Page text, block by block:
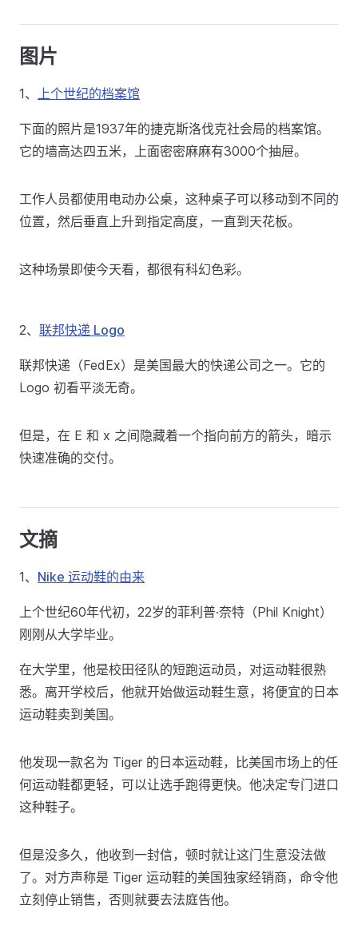
图片
1、 上个世纪的档案馆
下面的照片是1937年的捷克斯洛伐克社会局的档案馆。
它的墙高达四五米，上面密密麻麻有3000个抽屉。
工作人员都使用电动办公桌，这种桌子可以移动到不同的
位置，然后垂直上升到指定高度，一直到天花板。
这种场景即使今天看，都很有科幻色彩。
2、 联邦快递 Logo
联邦快递（FedEx）是美国最大的快递公司之一。它的
Logo 初看平淡无奇。
但是，在 E 和 x 之间隐藏着一个指向前方的箭头，暗示
快速准确的交付。
文摘
1、 Nike 运动鞋的由来
上个世纪60年代初，22岁的菲利普·奈特（Phil Knight）
刚刚从大学毕业。
在大学里，他是校田径队的短跑运动员，对运动鞋很熟
悉。离开学校后，他就开始做运动鞋生意，将便宜的日本
运动鞋卖到美国。
他发现一款​​名为 Tiger 的日本运动鞋，比美国市场上的任
何运动鞋都更轻，可以让选手跑得更快。他决定专门进口
这种鞋子。
但是没多久，他收到一封信，顿时就让这门生意没法做
了。对方声称是 Tiger 运动鞋的美国独家经销商，命令他
立刻停止销售，否则就要去法庭告他。